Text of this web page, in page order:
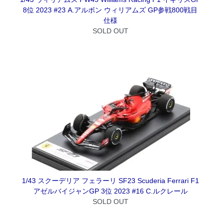
8位 2023 #23 A.アルボン ウィリアムズ GP参戦800戦目
仕様
SOLD OUT
1/43 スクーデリア フェラーリ SF23 Scuderia Ferrari F1
アゼルバイジャンGP 3位 2023 #16 C.ルクレール
SOLD OUT